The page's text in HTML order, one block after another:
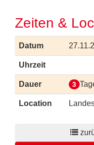
Zeiten &
Datum
Uhrzeit
Dauer 3
Location